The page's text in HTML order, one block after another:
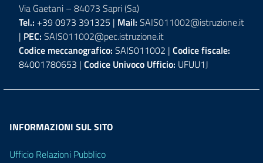
Via Gaetani – 84073 Sapri (Sa)
Tel.: +39 0973 391325 | Mail: SAIS011002@istruzione.it
| PEC: SAIS011002@pec.istruzione.it
Codice meccanografico: SAIS011002 | Codice fiscale:
84001780653 | Codice Univoco Ufficio: UFUU1J
INFORMAZIONI SUL SITO
Ufficio Relazioni Pubblico